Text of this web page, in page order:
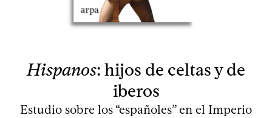
Hispanos: hijos de celtas y de
iberos
Estudio sobre los “españoles” en el Imperio